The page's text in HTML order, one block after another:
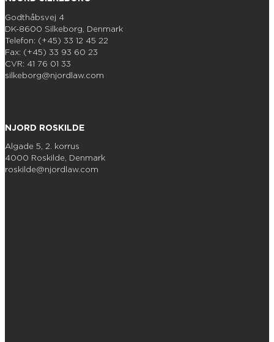
Godthåbsvej 4
DK-8600 Silkeborg, Denmark
Telefon: (+45) 33 12 45 22
Fax: (+45) 33 93 60 23
CVR: 41 76 01 33
silkeborg@njordlaw.com
NJORD ROSKILDE
Algade 5, 2. korrus
4000 Roskilde, Denmark
roskilde@njordlaw.com